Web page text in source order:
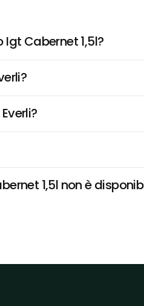
Cabernet 1,5l?
1,5l non è